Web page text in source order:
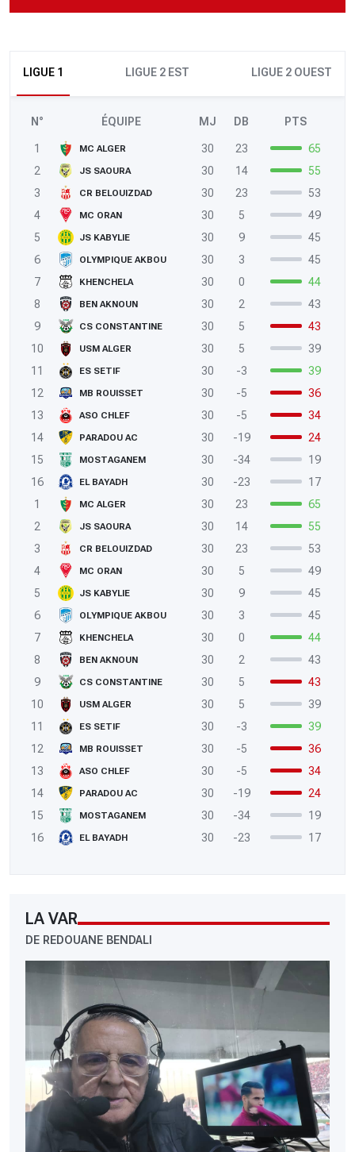
LIGUE 1 LIGUE 2 EST LIGUE 2 OUEST
N° ÉQUIPE MJ DB PTS
1 MC ALGER 30 23
65
2
JS SAOURA 30 14
55
3
CR BELOUIZDAD 30 23
53
4
MC ORAN 30 5
49
5
JS KABYLIE 30 9
45
6
OLYMPIQUE AKBOU 30 3
45
7
KHENCHELA 30 0
44
8
BEN AKNOUN 30 2
43
9
CS CONSTANTINE 30 5
43
10
USM ALGER 30 5
39
11
ES SETIF 30 -3
39
12
MB ROUISSET 30 -5
36
13
ASO CHLEF 30 -5
34
14
PARADOU AC 30 -19
24
15
MOSTAGANEM 30 -34
19
16
EL BAYADH 30 -23
17
1
MC ALGER 30 23
65
2
JS SAOURA 30 14
55
3
CR BELOUIZDAD 30 23
53
4
MC ORAN 30 5
49
5
JS KABYLIE 30 9
45
6
OLYMPIQUE AKBOU 30 3
45
7
KHENCHELA 30 0
44
8
BEN AKNOUN 30 2
43
9
CS CONSTANTINE 30 5
43
10
USM ALGER 30 5
39
11
ES SETIF 30 -3
39
12
MB ROUISSET 30 -5
36
13
ASO CHLEF 30 -5
34
14
PARADOU AC 30 -19
24
15
MOSTAGANEM 30 -34
19
16
EL BAYADH 30 -23 17
LA VAR
DE REDOUANE BENDALI